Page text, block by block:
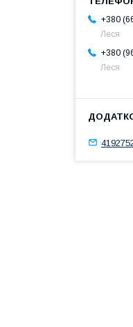
+380
Леся
+380
Леся